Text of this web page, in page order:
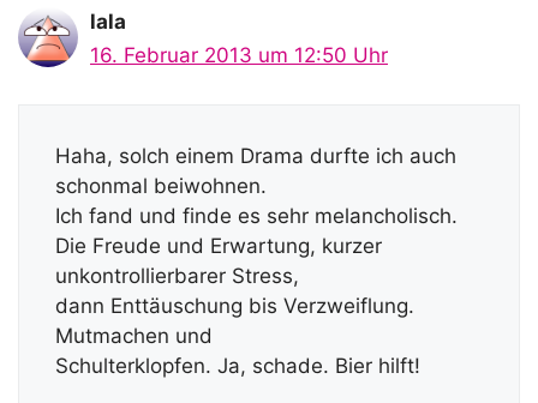
lala
16. Februar 2013 um 12:50 Uhr
Haha, solch einem Drama durfte ich auch
schonmal beiwohnen.
Ich fand und finde es sehr melancholisch.
Die Freude und Erwartung, kurzer
unkontrollierbarer Stress,
dann Enttäuschung bis Verzweiflung.
Mutmachen und
Schulterklopfen. Ja, schade. Bier hilft!